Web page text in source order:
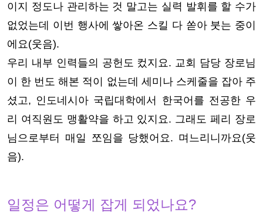
이지 정도나 관리하는 것 말고는 실력 발휘를 할 수가
없었는데 이번 행사에 쌓아온 스킬 다 쏟아 붓는 중이
에요(웃음).
우리 내부 인력들의 공헌도 컸지요. 교회 담당 장로님
이 한 번도 해본 적이 없는데 세미나 스케줄을 잡아 주
셨고, 인도네시아 국립대학에서 한국어를 전공한 우
리 여직원도 맹활약을 하고 있지요. 그래도 페리 장로
님으로부터 매일 쪼임을 당했어요. 며느리니까요(웃
음).
일정은 어떻게 잡게 되었나요?